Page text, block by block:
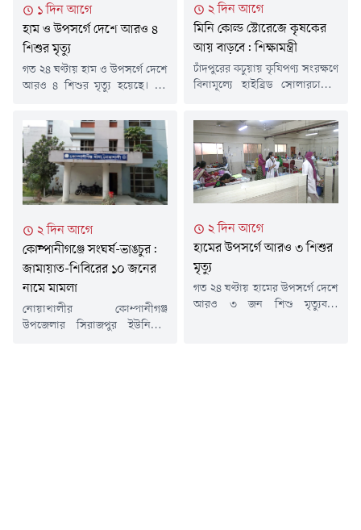
বিভাগের প্রশাসন-১ শাখা থেকে
এসংক্রান্ত একটি চিঠি...
হওয়া ডেঙ্গু রোগীদের মধ্যে ঢাকা...
১ দিন আগে
হাম ও উপসর্গে দেশে আরও ৪
শিশুর মৃত্যু
গত ২৪ ঘণ্টায় হাম ও উপসর্গে দেশে
আরও ৪ শিশুর মৃত্যু হয়েছে। এই
ঢাকায়।এ নিয়ে গত ১৫ মার্চ থেকে
এখন পর্যন্ত সারা দেশে হামের
উপসর্গ নিয়ে ৭৬৯ শিশুর মৃত্যু
হয়েছে। আর নিশ্চিত হামে মারা
গেছে ৯৮ জন শিশু।শনিবার (৮
আগস্ট) দুপুরের পর স্বাস্থ্য
হালনাগাদ...
২ দিন আগে
মিনি কোল্ড স্টোরেজে কৃষকের
আয় বাড়বে: শিক্ষামন্ত্রী
চাঁদপুরের কচুয়ায় কৃষিপণ্য সংরক্ষণে
বিনামূল্যে হাইব্রিড সোলারচালিত
কার্যক্রমের উদ্বোধন করা হয়েছে।
সরকারের পাইলট প্রকল্পের আওতায়
বাস্তবায়িত এ উদ্যোগ কৃষকদের
উৎপাদিত ফসল সংরক্ষণ,
ন্যায্যমূল্য নিশ্চিত এবং আয়
বৃদ্ধিতে গুরুত্বপূর্ণ ভূমিকা রাখবে
প্রাথমিক ও গণশিক্ষা মন্ত্রী ড. আ ন
ম এহসানুল হক মিলন।শুক্রবার
বিকেলে...
২ দিন আগে
কোম্পানীগঞ্জে সংঘর্ষ-ভাঙচুর:
জামায়াত-শিবিরের ১০ জনের
নামে মামলা
নোয়াখালীর কোম্পানীগঞ্জ
উপজেলার সিরাজপুর ইউনিয়নে
২ দিন আগে
হামের উপসর্গে আরও ৩ শিশুর
মৃত্যু
গত ২৪ ঘণ্টায় হামের উপসর্গে দেশে
আরও ৩ জন শিশু মৃত্যুবরণ